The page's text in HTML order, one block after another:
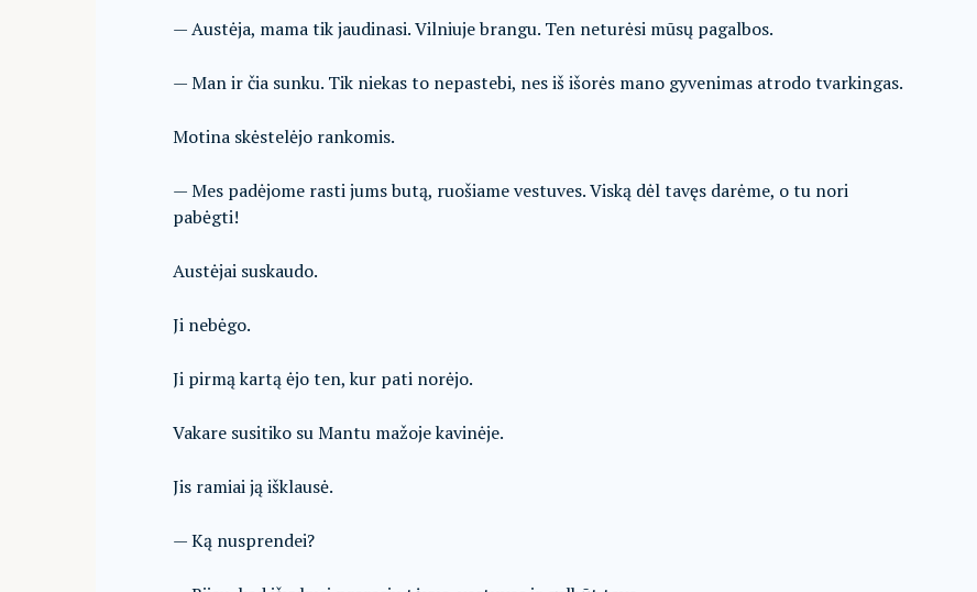
— Austėja, mama tik jaudinasi. Vilniuje brangu. Ten neturėsi mūsų pagalbos.
— Man ir čia sunku. Tik niekas to nepastebi, nes iš išorės mano gyvenimas atrodo tvarkingas.
Motina skėstelėjo rankomis.
— Mes padėjome rasti jums butą, ruošiame vestuves. Viską dėl tavęs darėme, o tu nori
pabėgti!
Austėjai suskaudo.
Ji nebėgo.
Ji pirmą kartą ėjo ten, kur pati norėjo.
Vakare susitiko su Mantu mažoje kavinėje.
Jis ramiai ją išklausė.
— Ką nusprendei?